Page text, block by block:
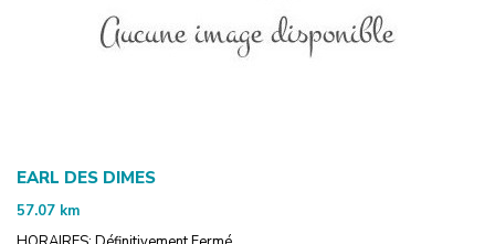
EARL DES DIMES
57.07 km